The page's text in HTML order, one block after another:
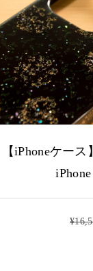
【iPhoneケー